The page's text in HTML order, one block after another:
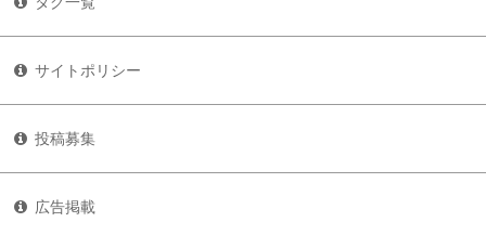
サイトポリシー
投稿募集
広告掲載